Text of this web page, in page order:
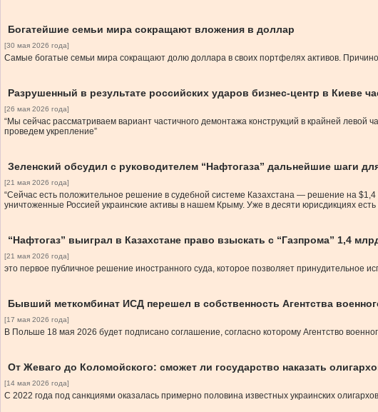
Богатейшие семьи мира сокращают вложения в доллар
[30 мая 2026 года]
Самые богатые семьи мира сокращают долю доллара в своих портфелях активов.
Разрушенный в результате российских ударов бизнес-центр в Киеве
[26 мая 2026 года]
“Мы сейчас рассматриваем вариант частичного демонтажа конструкций в крайней
проведем укрепление”
Зеленский обсудил с руководителем “Нафтогаза” дальнейшие шаги
[21 мая 2026 года]
“Сейчас есть положительное решение в судебной системе Казахстана — решение на
уничтоженные Россией украинские активы в нашем Крыму. Уже в десяти юрисдикциях
“Нафтогаз” выиграл в Казахстане право взыскать с “Газпрома” 1,4
[21 мая 2026 года]
это первое публичное решение иностранного суда, которое позволяет принудительное
Бывший меткомбинат ИСД перешел в собственность Агентства
[17 мая 2026 года]
В Польше 18 мая 2026 будет подписано соглашение, согласно которому Агентство
От Жеваго до Коломойского: сможет ли государство наказать
[14 мая 2026 года]
С 2022 года под санкциями оказалась примерно половина известных украинских